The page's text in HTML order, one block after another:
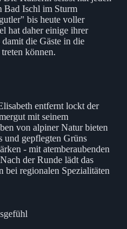
Bad Ischl im Sturm
bis heute voller
hat daher einige ihrer
die Gäste in die
können.
entfernt lockt der
mit seinem
von alpiner Natur bieten
und gepflegten Grüns
- mit atemberaubenden
der Runde lädt das
bei regionalen Spezialitäten